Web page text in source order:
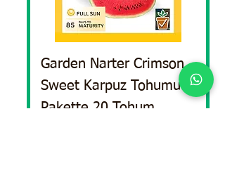
Garden Narter Crimson
Sweet Karpuz Tohumu
Pakette 20 Tohum